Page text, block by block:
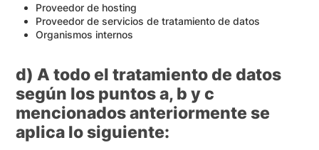
Proveedor de hosting
Proveedor de servicios de tratamiento de datos
Organismos internos
d) A todo el tratamiento de datos
según los puntos a, b y c
mencionados anteriormente se
aplica lo siguiente: